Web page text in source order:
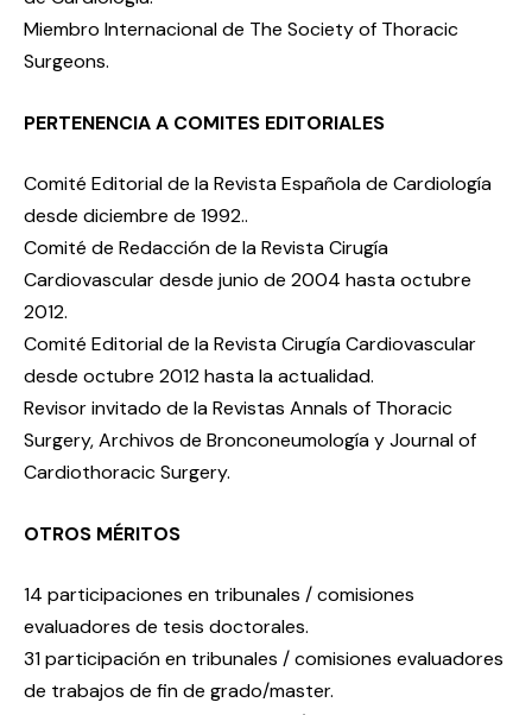
Miembro Internacional de The Society of Thoracic
Surgeons.
PERTENENCIA A COMITES EDITORIALES
Comité Editorial de la Revista Española de Cardiología
desde diciembre de 1992..
Comité de Redacción de la Revista Cirugía
Cardiovascular desde junio de 2004 hasta octubre
2012.
Comité Editorial de la Revista Cirugía Cardiovascular
desde octubre 2012 hasta la actualidad.
Revisor invitado de la Revistas Annals of Thoracic
Surgery, Archivos de Bronconeumología y Journal of
Cardiothoracic Surgery.
OTROS MÉRITOS
14 participaciones en tribunales / comisiones
evaluadores de tesis doctorales.
31 participación en tribunales / comisiones evaluadores
de trabajos de fin de grado/master.